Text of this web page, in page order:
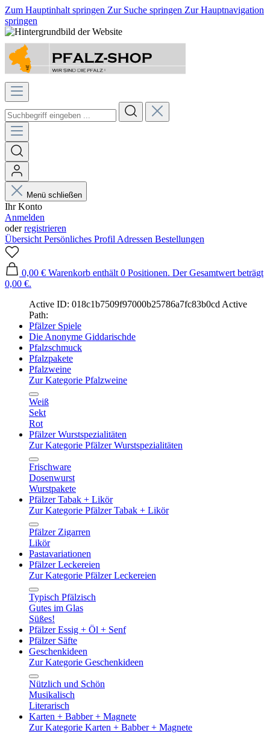
Zum Hauptinhalt springen Zur Suche springen Zur Hauptnavigation
springen
Menü schließen
Ihr Konto
Anmelden
oderregistrieren
Übersicht Persönliches Profil Adressen Bestellungen
0,00 € Warenkorb enthält 0 Positionen. Der Gesamtwert beträgt
0,00 €.
Active ID: 018c1b7509f97000b25786a7fc83b0cd Active
Path:
Pfälzer Spiele
Die Anonyme Giddarischde
Pfalzschmuck
Pfalzpakete
Pfalzweine
Zur Kategorie Pfalzweine
Weiß
Sekt
Rot
Pfälzer Wurstspezialitäten
Zur Kategorie Pfälzer Wurstspezialitäten
Frischware
Dosenwurst
Wurstpakete
Pfälzer Tabak + Likör
Zur Kategorie Pfälzer Tabak + Likör
Pfälzer Zigarren
Likör
Pastavariationen
Pfälzer Leckereien
Zur Kategorie Pfälzer Leckereien
Typisch Pfälzisch
Gutes im Glas
Süßes!
Pfälzer Essig + Öl + Senf
Pfälzer Säfte
Geschenkideen
Zur Kategorie Geschenkideen
Nützlich und Schön
Musikalisch
Literarisch
Karten + Babber + Magnete
Zur Kategorie Karten + Babber + Magnete